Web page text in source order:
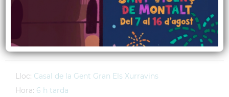
"Seguretat a la llar"
Setmana de la Gent Gran
Lloc: Casal de la Gent Gran Els Xurravins
Hora: 6 h tarda